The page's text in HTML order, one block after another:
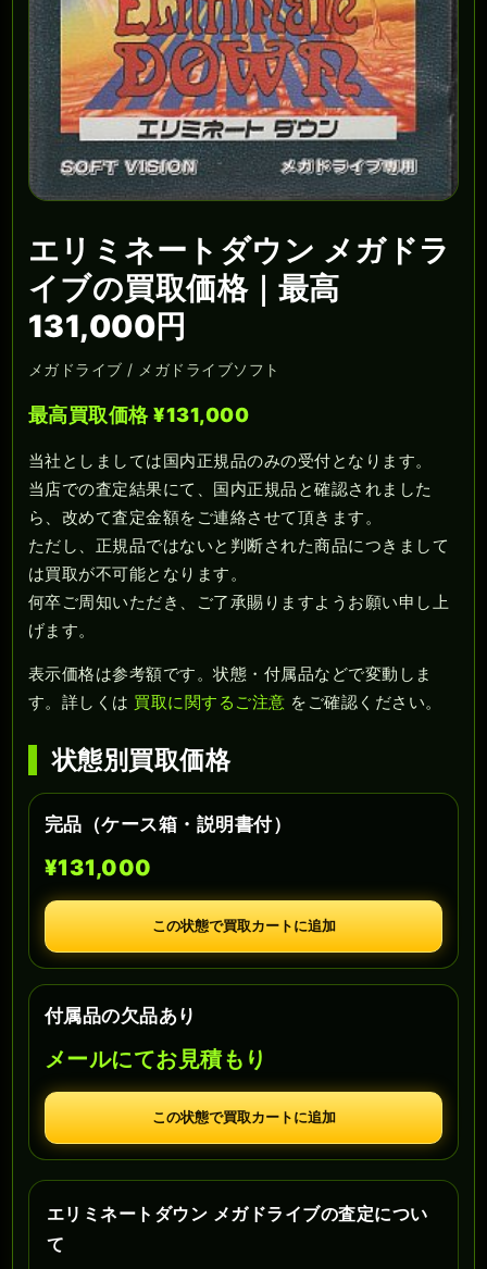
エリミネートダウン メガドラ
イブの買取価格｜最高
131,000円
メガドライブ / メガドライブソフト
最高買取価格 ¥131,000
当社としましては国内正規品のみの受付となります。
当店での査定結果にて、国内正規品と確認されました
ら、改めて査定金額をご連絡させて頂きます。
ただし、正規品ではないと判断された商品につきまして
は買取が不可能となります。
何卒ご周知いただき、ご了承賜りますようお願い申し上
げます。
表示価格は参考額です。状態・付属品などで変動しま
す。詳しくは 買取に関するご注意 をご確認ください。
状態別買取価格
完品（ケース箱・説明書付）
¥131,000
この状態で買取カートに追加
付属品の欠品あり
メールにてお見積もり
この状態で買取カートに追加
エリミネートダウン メガドライブの査定につい
て